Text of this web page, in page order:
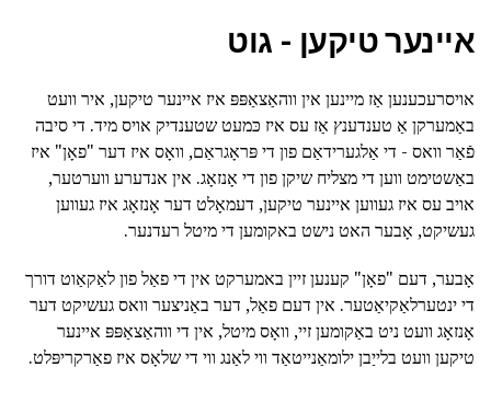
איינער טיקען - גוט
אויסרעכענען אַז מיינען אין ווהאַצאַפּפּ איז איינער טיקען, איר וועט
באַמערקן אַ טענדענץ אַז עס איז כּמעט שטענדיק אויס מיד. די סיבה
פֿאַר וואס - די אַלגערידאַם פון די פּראָגראַם, וואָס איז דער "פאָן" איז
באַשטימט ווען די מצליח שיקן פון די אָנזאָג. אין אנדערע ווערטער,
אויב עס איז געווען איינער טיקען, דעמאָלט דער אָנזאָג איז געווען
געשיקט, אָבער האט נישט באקומען די מיטל רעדנער.
אָבער, דעם "פאָן" קענען זיין באמערקט אין די פאַל פון לאַקאַוט דורך
די ינטערלאַקיאַטער. אין דעם פאַל, דער באַניצער וואס געשיקט דער
אָנזאָג וועט ניט באַקומען זיי, וואָס מיטל, אין די ווהאַצאַפּפּ איינער
טיקען וועט בלייַבן ילומאַנייטאַד ווי לאַנג ווי די שלאָס איז פאַרקריפּלט.